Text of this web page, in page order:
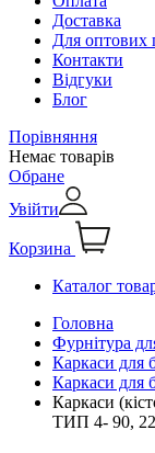
Доставка
Для оптових
Контакти
Відгуки
Блог
Порівняння
Немає товарів
Обране
Увійти
Корзина
Каталог
Головна
Фурнітура
Каркаси для
Каркаси для
Каркаси
ТИП 4- 90,